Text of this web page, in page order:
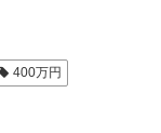
400万円